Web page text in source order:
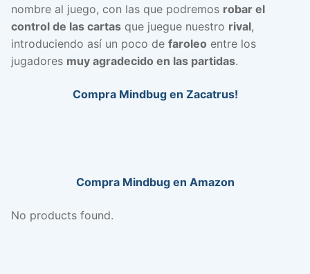
nombre al juego, con las que podremos robar el
control de las cartas que juegue nuestro rival,
introduciendo así un poco de faroleo entre los
jugadores muy agradecido en las partidas.
Compra Mindbug en Zacatrus!
Compra Mindbug en Amazon
No products found.